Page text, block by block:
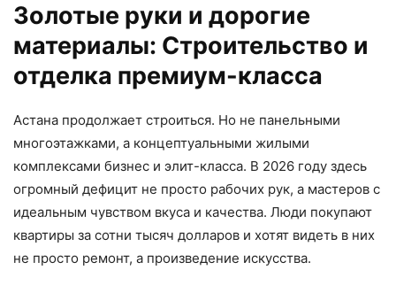
Золотые руки и дорогие
материалы: Строительство и
отделка премиум-класса
Астана продолжает строиться. Но не панельными
многоэтажками, а концептуальными жилыми
комплексами бизнес и элит-класса. В 2026 году здесь
огромный дефицит не просто рабочих рук, а мастеров с
идеальным чувством вкуса и качества. Люди покупают
квартиры за сотни тысяч долларов и хотят видеть в них
не просто ремонт, а произведение искусства.